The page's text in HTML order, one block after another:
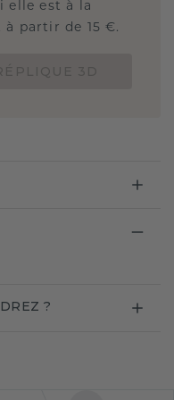
elle est à la
partir de 15 €.
?